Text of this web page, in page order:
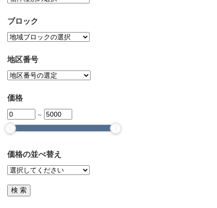
ブロック
地区番号
価格
～
価格の並べ替え